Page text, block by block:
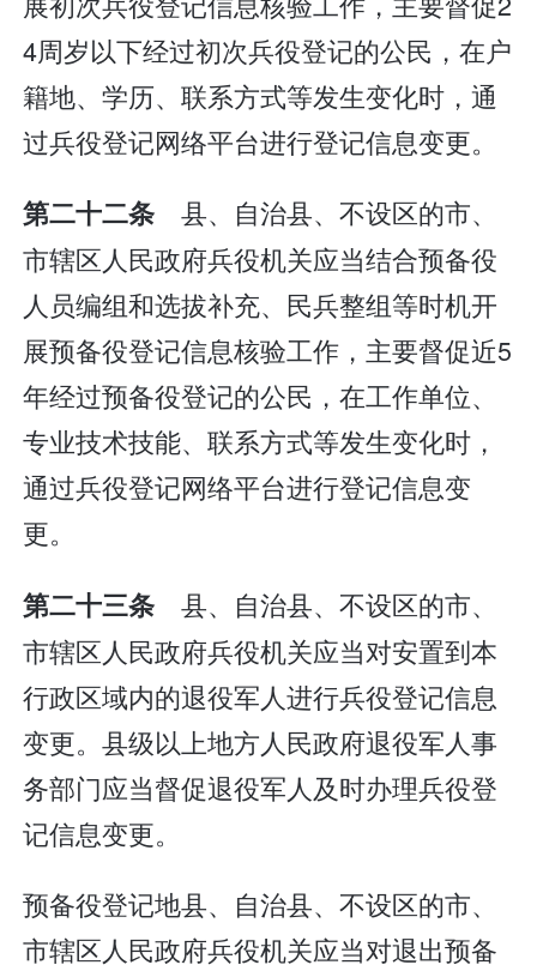
4周岁以下经过初次兵役登记的公民，在户
籍地、学历、联系方式等发生变化时，通
过兵役登记网络平台进行登记信息变更。
第二十二条 县、自治县、不设区的市、
市辖区人民政府兵役机关应当结合预备役
人员编组和选拔补充、民兵整组等时机开
展预备役登记信息核验工作，主要督促近5
年经过预备役登记的公民，在工作单位、
专业技术技能、联系方式等发生变化时，
通过兵役登记网络平台进行登记信息变
更。
第二十三条 县、自治县、不设区的市、
市辖区人民政府兵役机关应当对安置到本
行政区域内的退役军人进行兵役登记信息
变更。县级以上地方人民政府退役军人事
务部门应当督促退役军人及时办理兵役登
记信息变更。
预备役登记地县、自治县、不设区的市、
市辖区人民政府兵役机关应当对退出预备